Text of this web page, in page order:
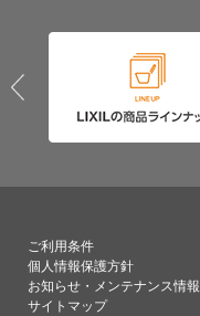
ご利用条件
個人情報保護方針
お知らせ・メンテナンス情報
サイトマップ